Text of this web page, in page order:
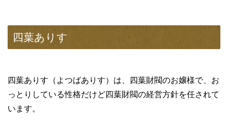
四葉ありす
四葉ありす（よつばありす）は、四葉財閥のお嬢様で、お
っとりしている性格だけど四葉財閥の経営方針を任されて
います。